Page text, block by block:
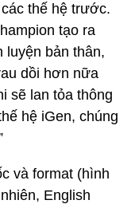
thế hệ trước.
tạo ra
luyện bản thân,
dồi hơn nữa
sẽ lan tỏa thông
hệ iGen, chúng
và format (hình
English